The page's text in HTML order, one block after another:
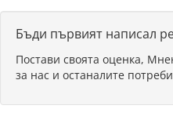
Бъди първият написал
Постави своята оценка,
за нас и останалите